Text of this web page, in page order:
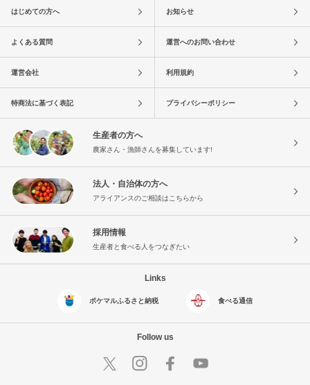
はじめての方へ お知らせ
よくある質問 運営へのお問い合わせ
運営会社 利用規約
特商法に基づく表記 プライバシーポリシー
生産者の方へ
農家さん・漁師さんを募集しています!
法人・自治体の方へ
アライアンスのご相談はこちらから
採用情報
生産者と食べる人をつなぎたい
Links
ポケマルふるさと納税 食べる通信
Follow us